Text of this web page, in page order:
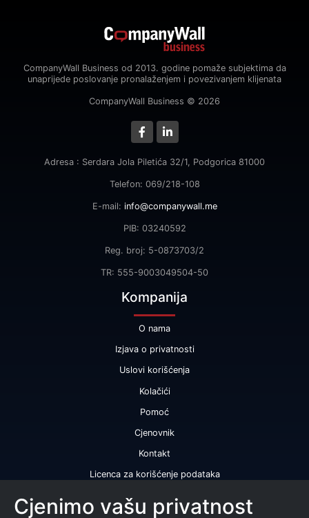
CompanyWall Business od 2013. godine pomaže subjektima da
unaprijede poslovanje pronalaženjem i povezivanjem klijenata
CompanyWall Business © 2026
Adresa : Serdara Jola Piletića 32/1, Podgorica 81000
Telefon: 069/218-108
E-mail: info@companywall.me
PIB: 03240592
Reg. broj: 5-0873703/2
TR: 555-9003049504-50
Kompanija
O nama
Izjava o privatnosti
Uslovi korišćenja
Kolačići
Pomoć
Cjenovnik
Kontakt
Licenca za korišćenje podataka
Naše usluge
Cjenimo vašu privatnost